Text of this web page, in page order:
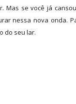
Mas se você já
nessa nova onda.
do seu lar.